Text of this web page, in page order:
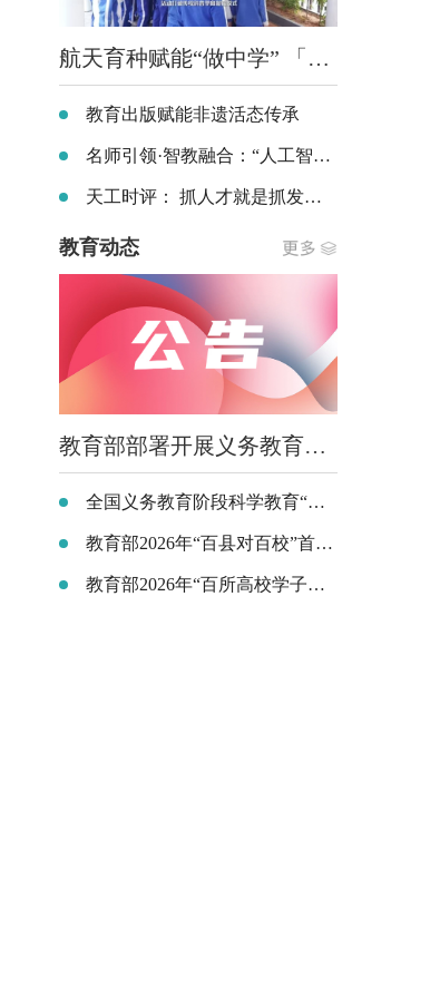
航天育种赋能“做中学” 「一馆一育种一研学」航天科普项目走进全国中小学
教育出版赋能非遗活态传承
名师引领·智教融合：“人工智能+教学” 改革创新实践专题研讨会在珠海举办
天工时评： 抓人才就是抓发展 抓人才就是抓未来 ——以人才之兴铺就职业本科高质量发展坦途
教育动态
教育部部署开展义务教育阶段科学教育 “做中学”领航行动
全国义务教育阶段科学教育“做中学”领航行动部署会召开
教育部2026年“百县对百校”首场离校未就业毕业生专场招聘活动在云南昆明举行
教育部2026年“百所高校学子地方行”（苏州站）活动在江苏昆山举行